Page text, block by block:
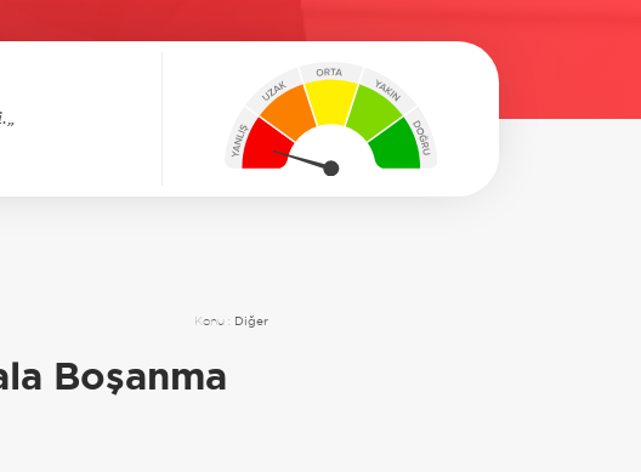
Konu : Diğer
Boşanma